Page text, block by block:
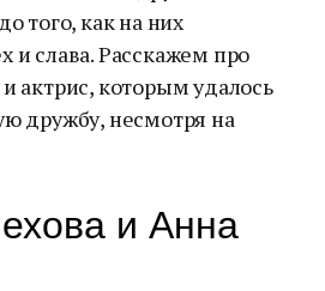
того, как на них
и слава. Расскажем про
актрис, которым удалось
дружбу, несмотря на
и Анна